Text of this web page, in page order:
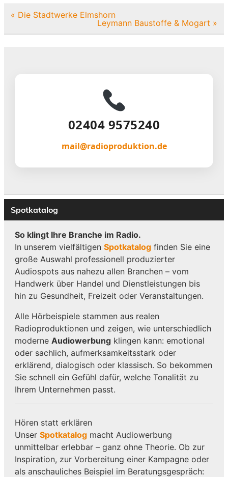
Beitragsnavigation
« Die Stadtwerke Elmshorn
Leymann Baustoffe & Mogart »
02404 9575240
mail@radioproduktion.de
Spotkatalog
So klingt Ihre Branche im Radio.
In unserem vielfältigen Spotkatalogfinden Sie eine
große Auswahl professionell produzierter
Audiospots aus nahezu allen Branchen – vom
Handwerk über Handel und Dienstleistungen bis
hin zu Gesundheit, Freizeit oder Veranstaltungen.
Alle Hörbeispiele stammen aus realen
Radioproduktionen und zeigen, wie unterschiedlich
moderne Audiowerbungklingen kann: emotional
oder sachlich, aufmerksamkeitsstark oder
erklärend, dialogisch oder klassisch. So bekommen
Sie schnell ein Gefühl dafür, welche Tonalität zu
Ihrem Unternehmen passt.
Hören statt erklären
Unser Spotkatalogmacht Audiowerbung
unmittelbar erlebbar – ganz ohne Theorie. Ob zur
Inspiration, zur Vorbereitung einer Kampagne oder
als anschauliches Beispiel im Beratungsgespräch: